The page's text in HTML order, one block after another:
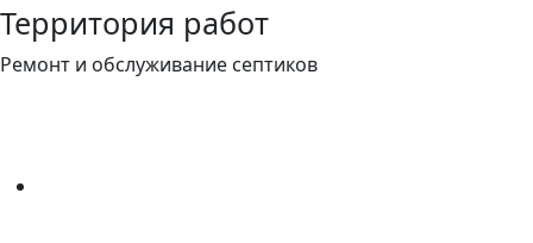
Территория работ
Ремонт и обслуживание септиков